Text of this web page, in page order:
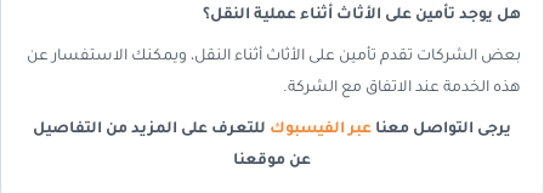
هل يوجد تأمين على الأثاث أثناء عملية النقل؟
بعض الشركات تقدم تأمين على الأثاث أثناء النقل، ويمكنك الاستفسار عن
هذه الخدمة عند الاتفاق مع الشركة.
يرجى التواصل معنا عبر الفيسبوك للتعرف على المزيد من التفاصيل
عن موقعنا